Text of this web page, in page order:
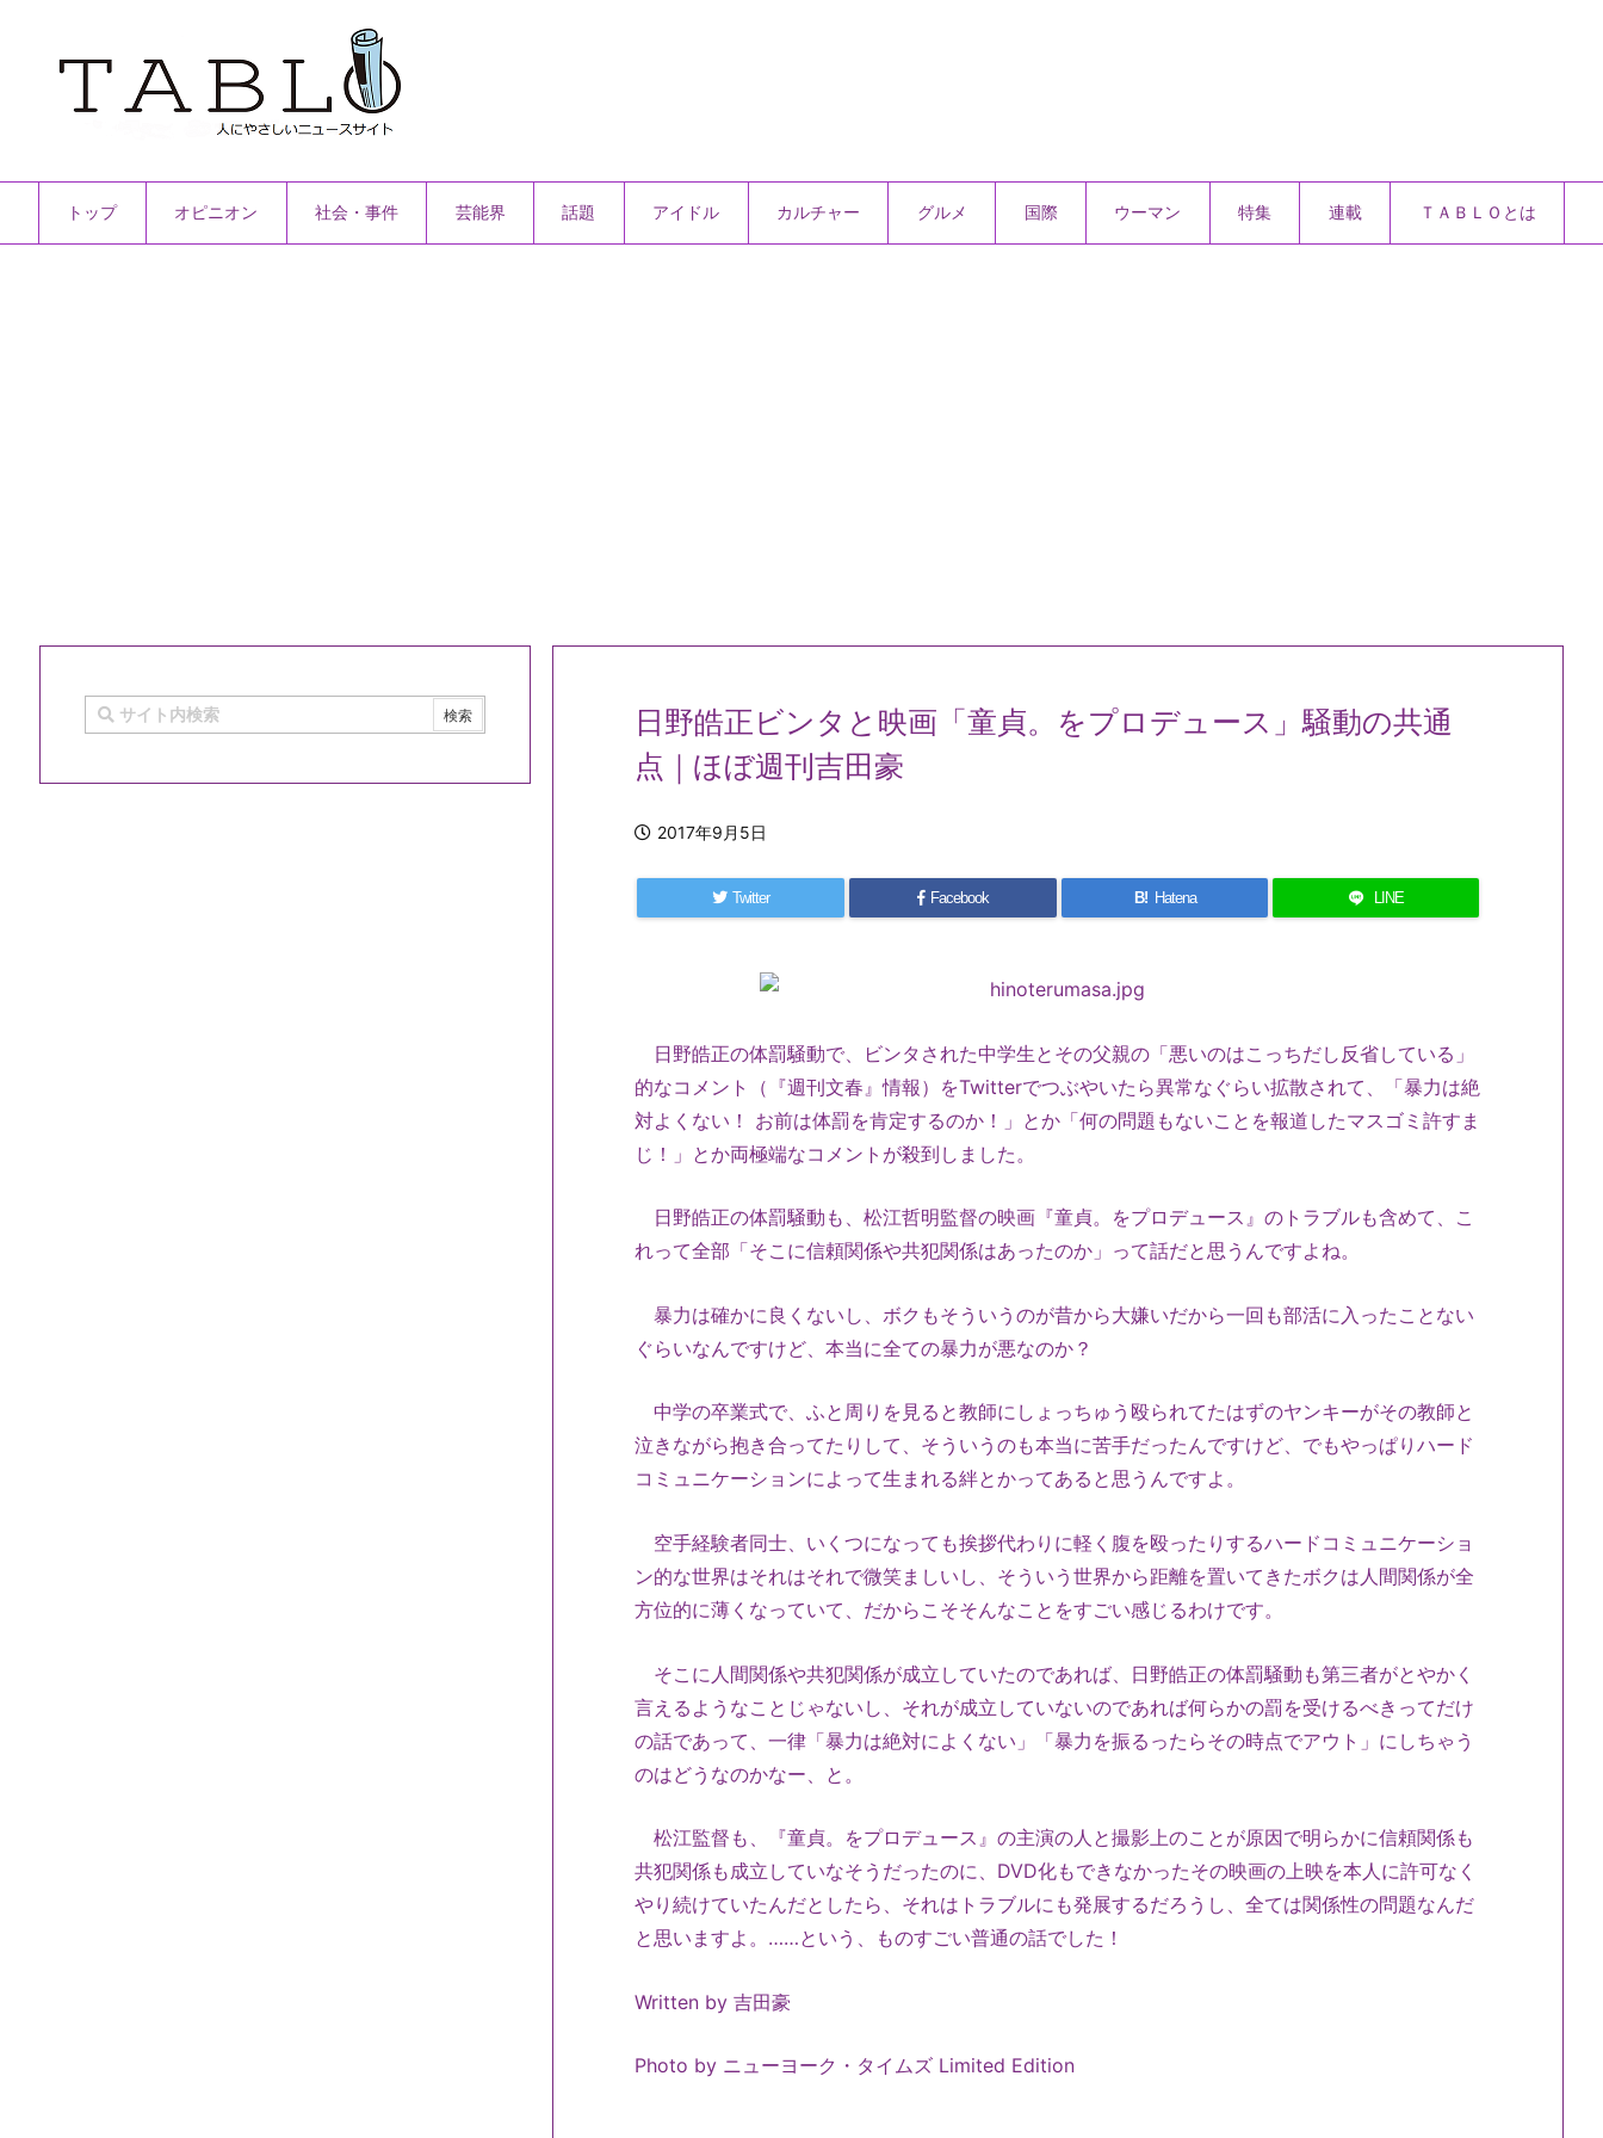
トップ オピニオン 社会・事件 芸能界 話題 アイドル カルチャー グルメ 国際 ウーマン 特集 連載 ＴＡＢＬＯとは
日野皓正ビンタと映画「童貞。をプロデュース」騒動の共通
点｜ほぼ週刊吉田豪
2017年9月5日
Twitter Facebook B! Hatena LINE
日野皓正の体罰騒動で、ビンタされた中学生とその父親の「悪いのはこっちだし反省している」
的なコメント（『週刊文春』情報）をTwitterでつぶやいたら異常なぐらい拡散されて、「暴力は絶
対よくない！ お前は体罰を肯定するのか！」とか「何の問題もないことを報道したマスゴミ許すま
じ！」とか両極端なコメントが殺到しました。
日野皓正の体罰騒動も、松江哲明監督の映画『童貞。をプロデュース』のトラブルも含めて、こ
れって全部「そこに信頼関係や共犯関係はあったのか」って話だと思うんですよね。
暴力は確かに良くないし、ボクもそういうのが昔から大嫌いだから一回も部活に入ったことない
ぐらいなんですけど、本当に全ての暴力が悪なのか？
中学の卒業式で、ふと周りを見ると教師にしょっちゅう殴られてたはずのヤンキーがその教師と
泣きながら抱き合ってたりして、そういうのも本当に苦手だったんですけど、でもやっぱりハード
コミュニケーションによって生まれる絆とかってあると思うんですよ。
空手経験者同士、いくつになっても挨拶代わりに軽く腹を殴ったりするハードコミュニケーショ
ン的な世界はそれはそれで微笑ましいし、そういう世界から距離を置いてきたボクは人間関係が全
方位的に薄くなっていて、だからこそそんなことをすごい感じるわけです。
そこに人間関係や共犯関係が成立していたのであれば、日野皓正の体罰騒動も第三者がとやかく
言えるようなことじゃないし、それが成立していないのであれば何らかの罰を受けるべきってだけ
の話であって、一律「暴力は絶対によくない」「暴力を振るったらその時点でアウト」にしちゃう
のはどうなのかなー、と。
松江監督も、『童貞。をプロデュース』の主演の人と撮影上のことが原因で明らかに信頼関係も
共犯関係も成立していなそうだったのに、DVD化もできなかったその映画の上映を本人に許可なく
やり続けていたんだとしたら、それはトラブルにも発展するだろうし、全ては関係性の問題なんだ
と思いますよ。……という、ものすごい普通の話でした！
Written by 吉田豪
Photo by ニューヨーク・タイムズ Limited Edition